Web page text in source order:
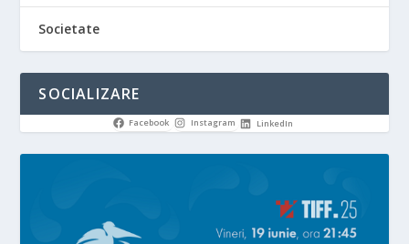
Societate
SOCIALIZARE
Facebook Instagram LinkedIn